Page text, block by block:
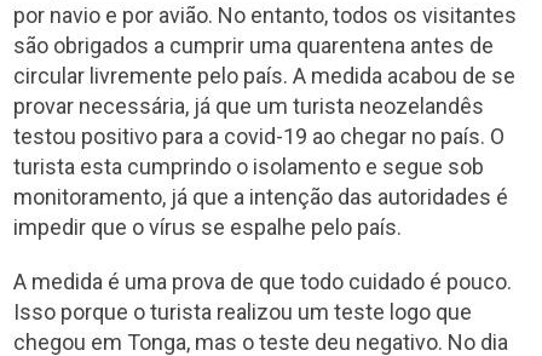
por navio e por avião. No entanto, todos os visitantes
são obrigados a cumprir uma quarentena antes de
circular livremente pelo país. A medida acabou de se
provar necessária, já que um turista neozelandês
testou positivo para a covid-19 ao chegar no país. O
turista esta cumprindo o isolamento e segue sob
monitoramento, já que a intenção das autoridades é
impedir que o vírus se espalhe pelo país.
A medida é uma prova de que todo cuidado é pouco.
Isso porque o turista realizou um teste logo que
chegou em Tonga, mas o teste deu negativo. No dia